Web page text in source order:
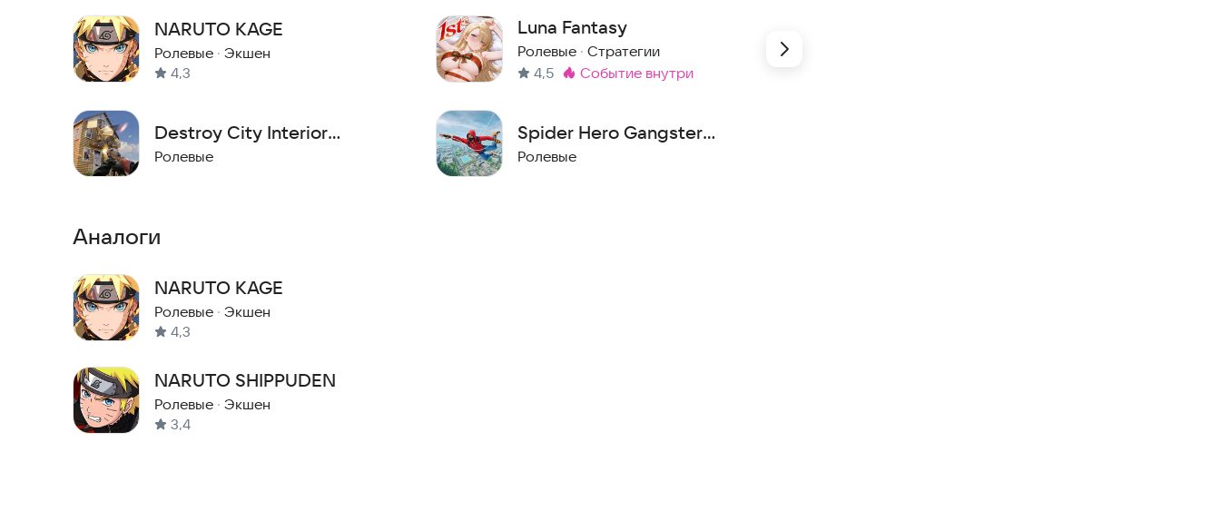
NARUTO KAGE
Ролевые · Экшен
4,3
Destroy City Interior
Smasher
Ролевые
Luna Fantasy
Ролевые · Стратегии
4,5
Метка:
событие внутри
Spider Hero Gangster
Fighting
Ролевые
Аналоги
NARUTO KAGE
Ролевые · Экшен
4,3
NARUTO SHIPPUDEN
Ролевые · Экшен
3,4